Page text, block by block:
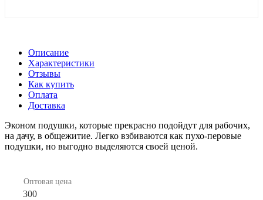
Описание
Характеристики
Отзывы
Как купить
Оплата
Доставка
Эконом подушки, которые прекрасно подойдут для рабочих,
на дачу, в общежитие. Легко взбиваются как пухо-перовые
подушки, но выгодно выделяются своей ценой.
Оптовая цена
300